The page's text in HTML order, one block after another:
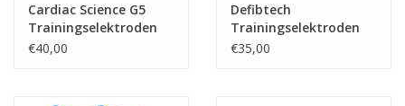
Cardiac Science G5
Trainingselektroden
€40,00
Defibtech
Trainingselektroden
Vervangingsplakkers
€35,00